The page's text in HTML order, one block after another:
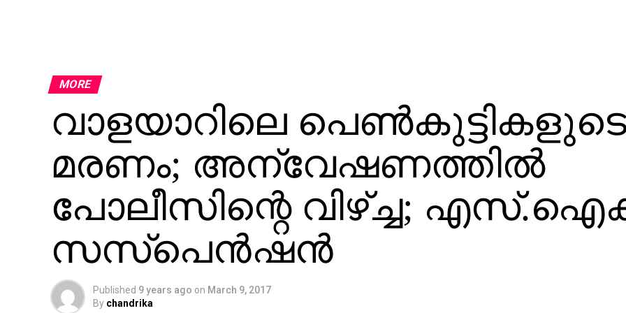
MORE
വാളയാറിലെ പെണ്‍കുട്ടികളുടെ
മരണം; അന്വേഷണത്തില്‍
പോലീസിന്റെ വിഴ്ച്ച;
സസ്‌പെന്‍ഷന്‍
Published 9 years ago on March 9, 2017
By chandrika